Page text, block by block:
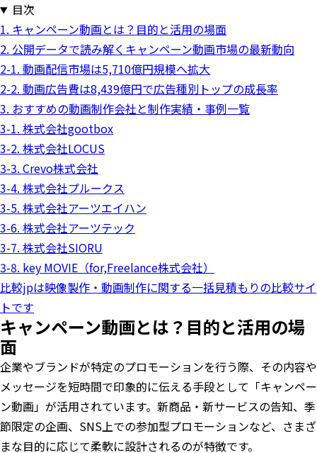
目次
1. キャンペーン動画とは？目的と活用の場面
2. 公開データで読み解くキャンペーン動画市場の最新動向
2-1. 動画配信市場は5,710億円規模へ拡大
2-2. 動画広告費は8,439億円で広告種別トップの成長率
3. おすすめの動画制作会社と制作実績・事例一覧
3-1. 株式会社gootbox
3-2. 株式会社LOCUS
3-3. Crevo株式会社
3-4. 株式会社プルークス
3-5. 株式会社アーツエイハン
3-6. 株式会社アーツテック
3-7. 株式会社SIORU
3-8. key MOVIE（for,Freelance株式会社）
比較jpは映像製作・動画制作に関する一括見積もりの比較サイ
トです
キャンペーン動画とは？目的と活用の場
面
企業やブランドが特定のプロモーションを行う際、その内容や
メッセージを短時間で印象的に伝える手段として「キャンペー
ン動画」が活用されています。新商品・新サービスの告知、季
節限定の企画、SNS上での参加型プロモーションなど、さまざ
まな目的に応じて柔軟に設計されるのが特徴です。